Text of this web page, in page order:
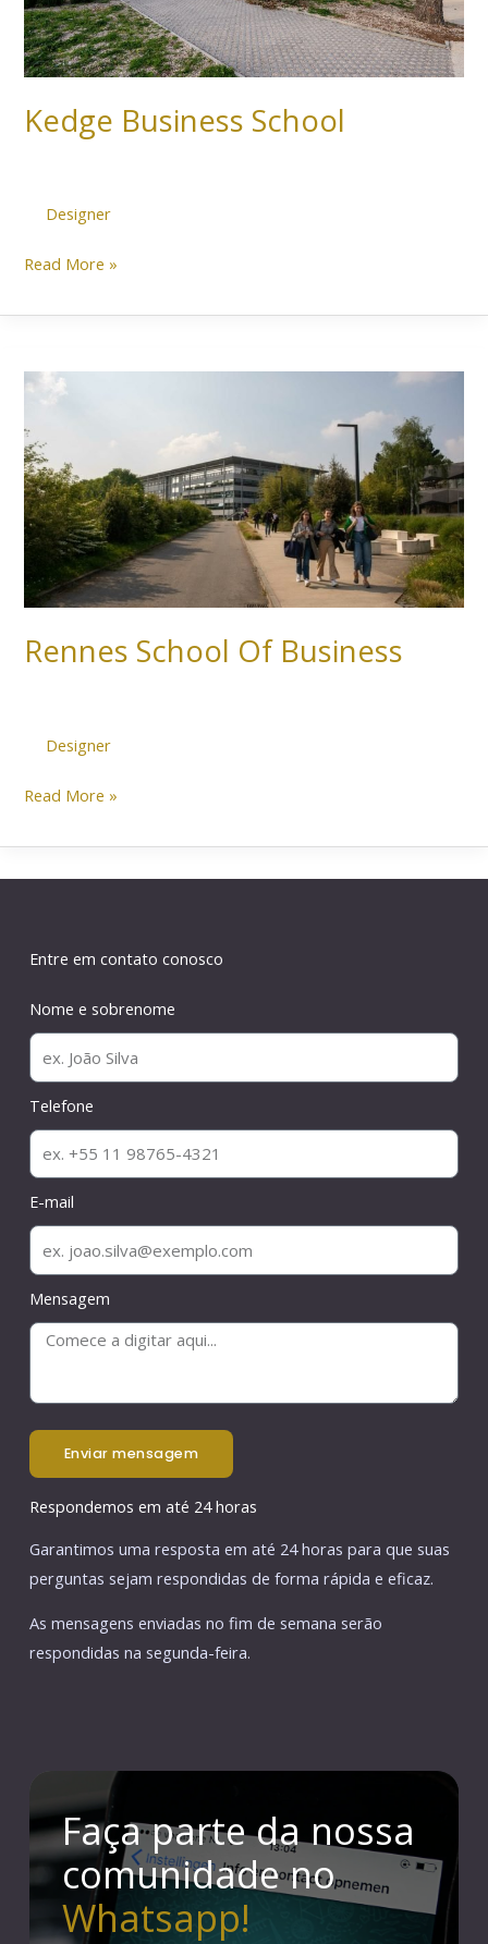
Kedge Business School
Designer
Read More »
Rennes School Of Business
Designer
Rennes
Of
Business
Read More »
Entre em contato conosco
Nome e sobrenome
Telefone
E-mail
Mensagem
enviar mensagem
Respondemos em até 24 horas
Garantimos uma resposta em até 24 horas para que suas
perguntas sejam respondidas de forma rápida e eficaz.
As mensagens enviadas no fim de semana serão
respondidas na segunda-feira.
Faça parte da nossa
comunidade no
Whatsapp!